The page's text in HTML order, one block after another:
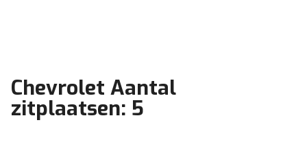
Chevrolet Aantal
zitplaatsen: 5